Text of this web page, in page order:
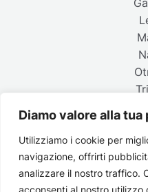
Diamo valore alla tua
Utilizziamo i cookie per
navigazione, offrirti
analizzare il nostro traffico.
acconsenti al nostro utilizzo
Copyright © 2026
Salento - P.IVA